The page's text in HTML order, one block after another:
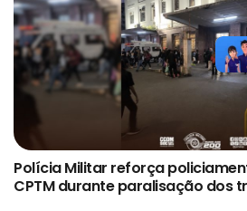
Polícia Militar reforça
CPTM durante paralisação dos